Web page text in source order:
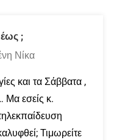
;
Νίκα
και τα Σάββατα ,
Μα εσείς κ.
Τιμωρείτε